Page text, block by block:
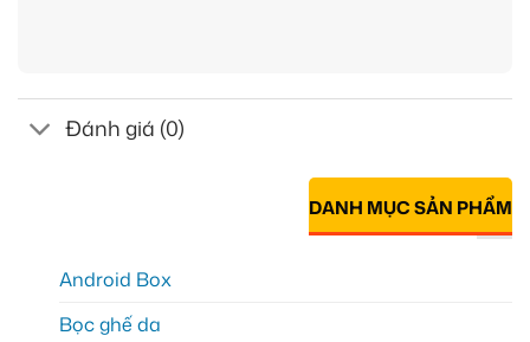
Đánh giá (0)
DANH MỤC SẢN PHẨM
Android Box
Bọc ghế da